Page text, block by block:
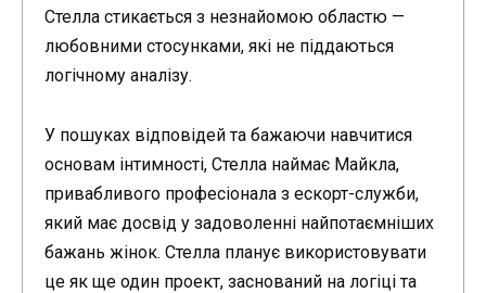
Стелла стикається з незнайомою областю —
любовними стосунками, які не піддаються
логічному аналізу.
У пошуках відповідей та бажаючи навчитися
основам інтимності, Стелла наймає Майкла,
привабливого професіонала з ескорт-служби,
який має досвід у задоволенні найпотаємніших
бажань жінок. Стелла планує використовувати
це як ще один проект, заснований на логіці та